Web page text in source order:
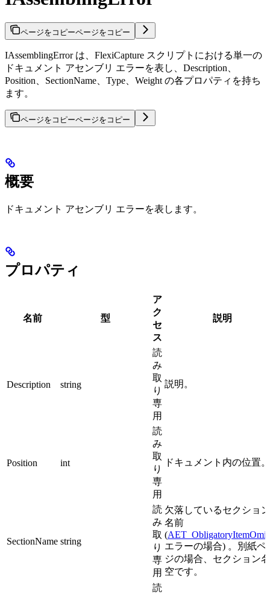
ページをコピーページをコピー
IAssemblingError は、FlexiCapture スクリプトにおける単一の
ドキュメント アセンブリ エラーを表し、Description、
Position、SectionName、Type、Weight の各プロパティを持ち
ます。
ページをコピーページをコピー
概要
ドキュメント アセンブリ エラーを表します。
プロパティ
名前 型
ア
ク
セ
ス
説明
Description string
読
み
取
り
専
用
説明。
Position int
読
み
取
り
専
用
ドキュメント内の位置。
SectionName string
読
み
取
り
専
用
欠落しているセクショ
名前
(
エラーの場合) 。別紙ペ
ジの場合、セクション
空です。
読